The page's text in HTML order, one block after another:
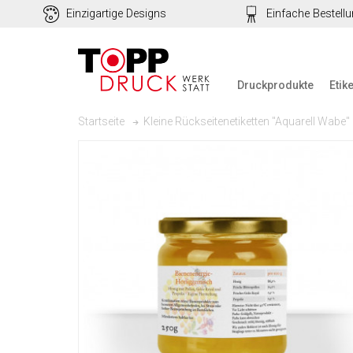
Einzigartige Designs Einfache
Druckprodukte
Startseite Kleine Rückseitenetiketten "Aquarell Wabe"